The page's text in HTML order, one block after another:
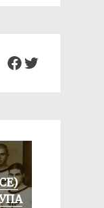
Facebook
Twitter